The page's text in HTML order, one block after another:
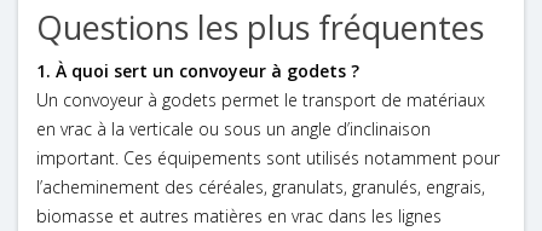
Questions les plus fréquentes
1. À quoi sert un convoyeur à godets ?
Un convoyeur à godets permet le transport de matériaux
en vrac à la verticale ou sous un angle d’inclinaison
important. Ces équipements sont utilisés notamment pour
l’acheminement des céréales, granulats, granulés, engrais,
biomasse et autres matières en vrac dans les lignes